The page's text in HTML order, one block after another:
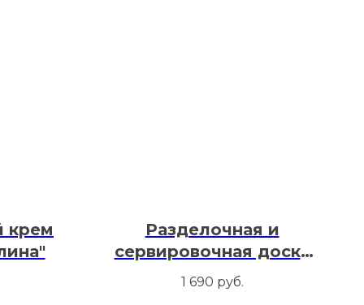
крем
Разделочная и
сервировочная доска
"Монолит"
1 690 руб.